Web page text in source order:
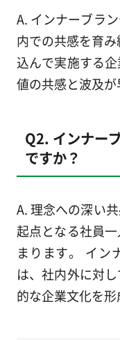
A. インナーブラ
内での共感を育
込んで実施する
値の共感と波及が
Q2. インナー
ですか？
A. 理念への深い
起点となる社員
まります。 イン
は、社内外に対
的な企業文化を形